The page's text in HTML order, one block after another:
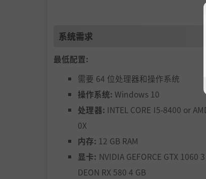
系统需求
最低配置:
需要 64 位处理器和操作系统
操作系统: Windows 10
处理器: INTEL CORE I5-8400 or
0X
内存: 12 GB RAM
显卡: NVIDIA GEFORCE GTX 1060
DEON RX 580 4 GB